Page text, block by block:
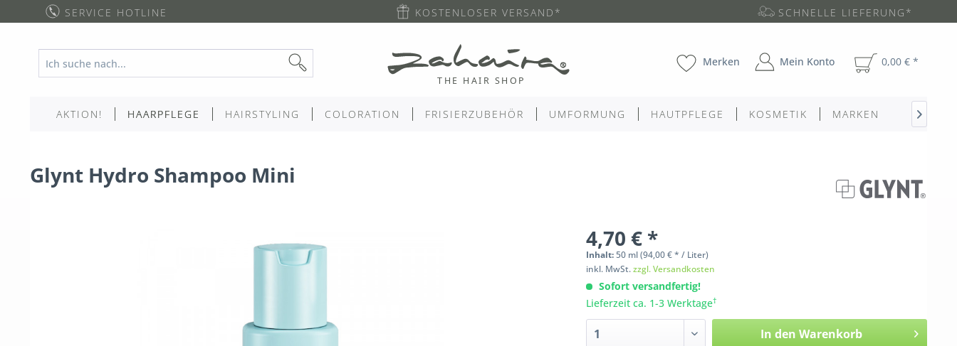
SERVICE HOTLINE KOSTENLOSER VERSAND* SCHNELLE LIEFERUNG*
Merken Mein Konto 0,00 € *
AKTION! HAARPFLEGE HAIRSTYLING COLORATION FRISIERZUBEHÖR UMFORMUNG HAUTPFLEGE KOSMETIK MARKEN 
Glynt Hydro Shampoo Mini
4,70 € *
Inhalt:50 ml(94,00 € * / Liter)
inkl. MwSt.zzgl. Versandkosten
Sofort versandfertig!
Lieferzeit ca. 1-3 Werktage†
In den Warenkorb